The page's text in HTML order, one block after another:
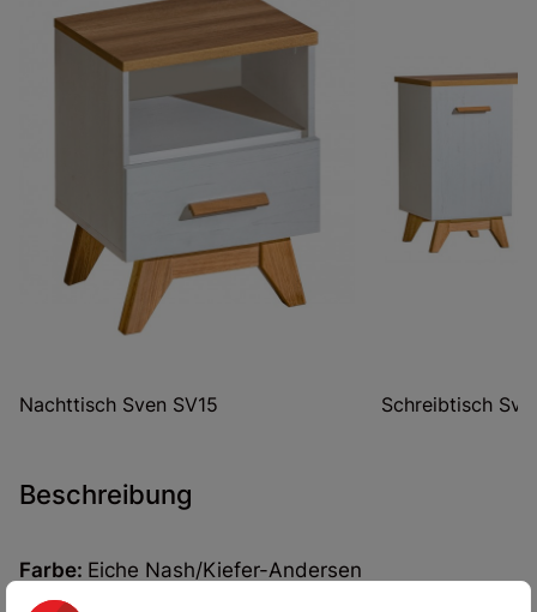
Nachttisch Sven SV15 Schreibtisch
Beschreibung
Farbe: Eiche Nash/Kiefer-Andersen